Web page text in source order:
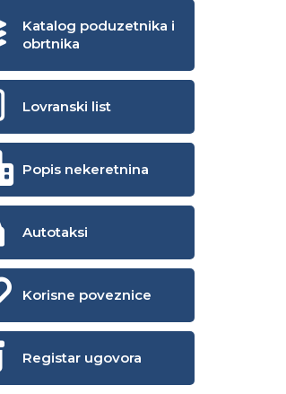
Katalog poduzetnika i
obrtnika
Lovranski list
Popis nekeretnina
Autotaksi
Korisne poveznice
Registar ugovora